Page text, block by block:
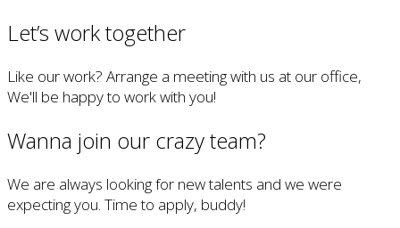
Let’s work together
Like our work? Arrange a meeting with us at our office,
We'll be happy to work with you!
Wanna join our crazy team?
We are always looking for new talents and we were
expecting you. Time to apply, buddy!